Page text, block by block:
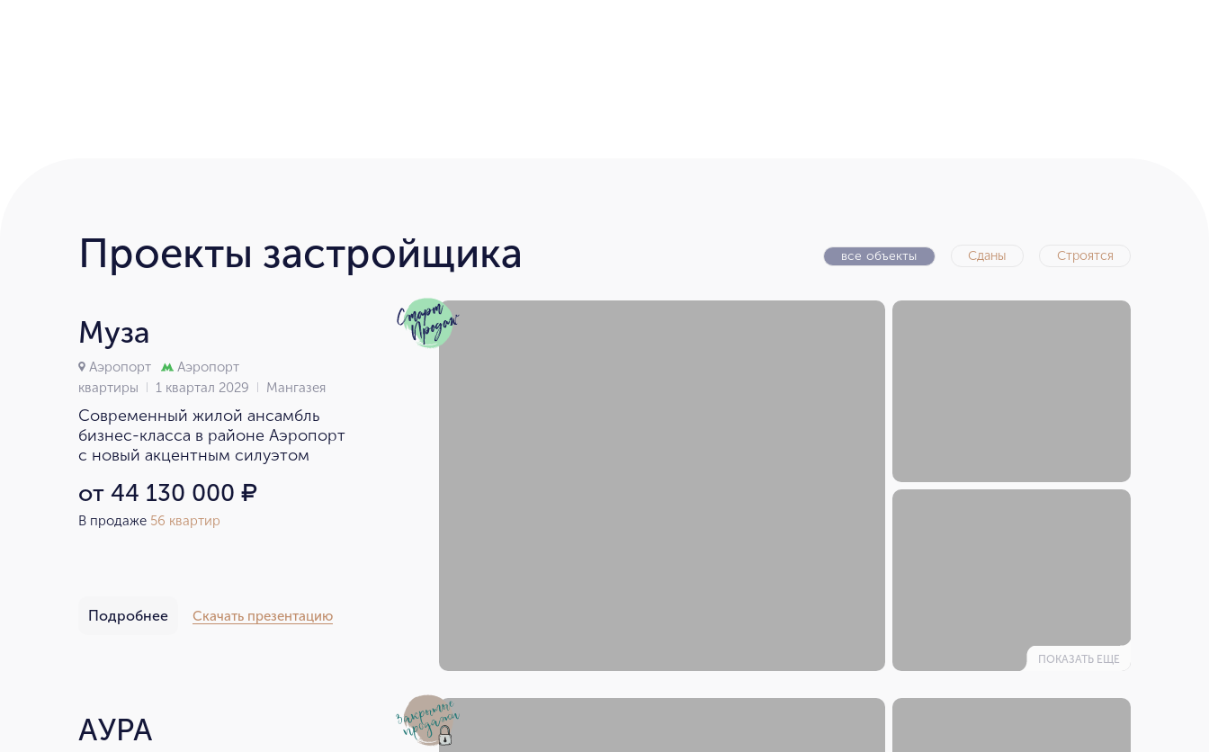
Проекты застройщика все объекты Сданы Строятся
Муза
Аэропорт
Аэропорт
квартиры
1 квартал 2029 Мангазея
Современный жилой ансамбль
бизнес-класса в районе Аэропорт
с новый акцентным силуэтом
от 44 130 000 ₽
В продаже 56 квартир
Подробнее Скачать презентацию
ПОКАЗАТЬ ЕЩЕ
АУРА